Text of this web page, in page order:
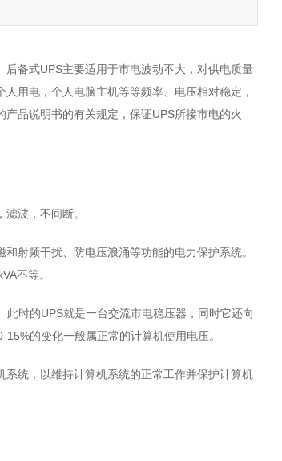
备式UPS主要适用于市电波动不大，对供电质量
用电，个人电脑主机等等频率、电压相对稳定，
产品说明书的有关规定，保证UPS所接市电的火
波，不间断。
射频干扰、防电压浪涌等功能的电力保护系统。
不等。
时的UPS就是一台交流市电稳压器，同时它还向
的变化一般属正常的计算机使用电压。
系统，以维持计算机系统的正常工作并保护计算机